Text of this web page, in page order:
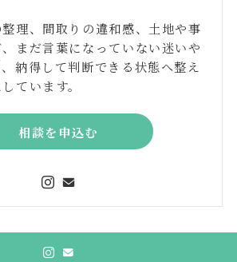
理、間取りの違和感、土地や事
まだ言葉になっていない迷いや
納得して判断できる状態へ整え
ています。
相談を申込む